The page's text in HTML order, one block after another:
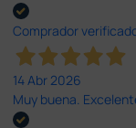
Comprador
14 Abr 2026
Muy buena.